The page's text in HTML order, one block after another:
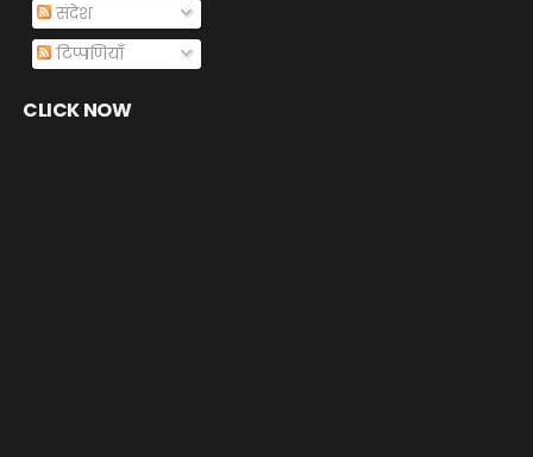
संदेश
टिप्पणियाँ
CLICK NOW